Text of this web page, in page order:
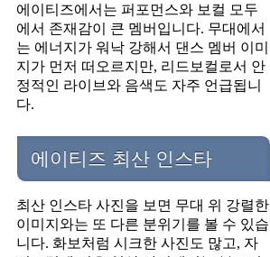
에이티즈에서는 퍼포먼스와 보컬 모두
에서 존재감이 큰 멤버입니다. 무대에서
는 에너지가 워낙 강해서 댄스 멤버 이미
지가 먼저 떠오르지만, 리드보컬로서 안
정적인 라이브와 음색도 자주 언급됩니
다.
에이티즈 최산 인스타
최산 인스타 사진을 보면 무대 위 강렬한
이미지와는 또 다른 분위기를 볼 수 있습
니다. 화보처럼 시크한 사진도 많고, 자